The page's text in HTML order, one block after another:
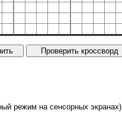
режим на сенсорных экранах)